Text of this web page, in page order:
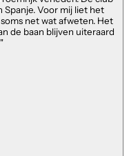
Spanje. Voor mij liet het
net wat afweten. Het
de baan blijven uiteraard
"